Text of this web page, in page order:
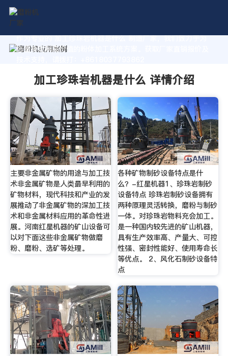
作为专业的 加工珍珠岩机器是什么 制造厂家，我们致力于为
您量身定制高价值的粉体加工系统方案。获取厂家直销报价及
加工珍珠岩机器是什么 详情介绍
主要非金属矿物的用途与加工技
术非金属矿物是人类最早利用的
矿物材料，现代科技和产业的发
展推动了非金属矿物的深加工技
术和非金属材料应用的革命性进
展。河南红星机器的矿山设备可
以对下面这些非金属矿物做磨
粉、磨粉、选矿等处理。
各种矿物制砂设备特点是什
么？-红星机器1、珍珠岩制砂
设备特点 珍珠岩制砂设备拥有
两种原理灵活转换，磨粉与制砂
一体。对珍珠岩物料充会加工。
是一种国内较先进的矿山机器，
具有生产效率高、产量大、可控
性强、密封性能好、使用寿命长
等优点。 2、风化石制砂设备特
点